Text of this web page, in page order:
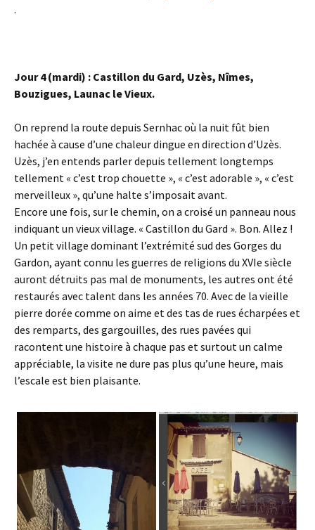
.
Jour 4 (mardi) : Castillon du Gard, Uzès, Nîmes,
Bouzigues, Launac le Vieux.
On reprend la route depuis Sernhac où la nuit fût bien
hachée à cause d’une chaleur dingue en direction d’Uzès.
Uzès, j’en entends parler depuis tellement longtemps
tellement « c’est trop chouette », « c’est adorable », « c’est
merveilleux », qu’une halte s’imposait avant.
Encore une fois, sur le chemin, on a croisé un panneau nous
indiquant un vieux village. « Castillon du Gard ». Bon. Allez !
Un petit village dominant l’extrémité sud des Gorges du
Gardon, ayant connu les guerres de religions du XVIe siècle
auront détruits pas mal de monuments, les autres ont été
restaurés avec talent dans les années 70. Avec de la vieille
pierre dorée comme on aime et des tas de rues écharpées et
des remparts, des gargouilles, des rues pavées qui
racontent une histoire à chaque pas et surtout un calme
appréciable, la visite ne dure pas plus qu’une heure, mais
l’escale est bien plaisante.